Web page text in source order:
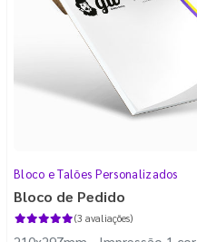
Bloco e Talões Personalizados
Bloco de Pedido
(3 avaliações)